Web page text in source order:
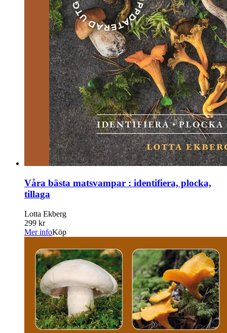
Våra bästa matsvampar : identifiera, plocka,
tillaga
Lotta Ekberg
299 kr
Mer infoKöp